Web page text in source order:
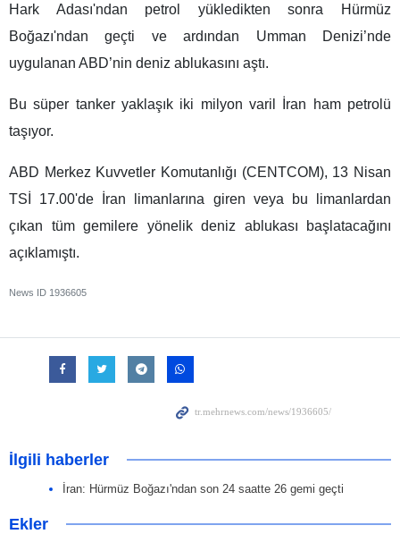
Hark Adası'ndan petrol yükledikten sonra Hürmüz
Boğazı'ndan geçti ve ardından Umman Denizi’nde
uygulanan ABD’nin deniz ablukasını aştı.
Bu süper tanker yaklaşık iki milyon varil İran ham petrolü
taşıyor.
ABD Merkez Kuvvetler Komutanlığı (CENTCOM), 13 Nisan
TSİ 17.00'de İran limanlarına giren veya bu limanlardan
çıkan tüm gemilere yönelik deniz ablukası başlatacağını
açıklamıştı.
News ID 1936605
İlgili haberler
İran: Hürmüz Boğazı'ndan son 24 saatte 26 gemi geçti
Ekler